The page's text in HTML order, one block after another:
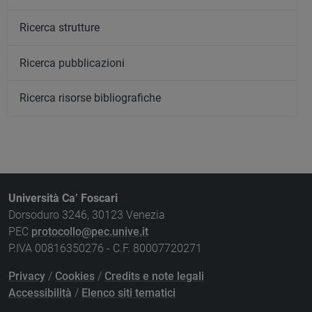
Ricerca strutture
Ricerca pubblicazioni
Ricerca risorse bibliografiche
Università Ca’ Foscari
Dorsoduro 3246, 30123 Venezia
PEC protocollo@pec.unive.it
P.IVA 00816350276 - C.F. 80007720271
Privacy / Cookies / Credits e note legali
Accessibilità / Elenco siti tematici